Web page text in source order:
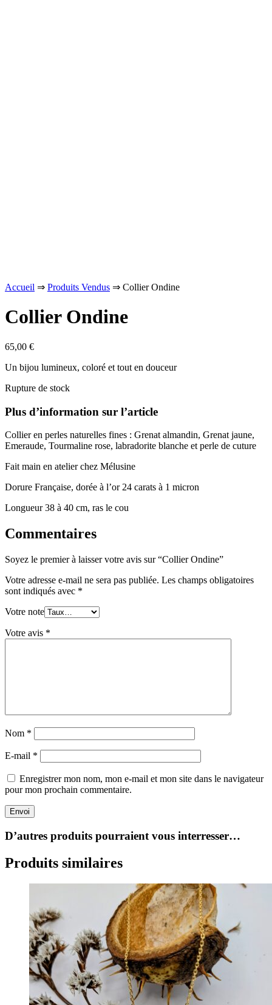
Accueil ⇒ Produits Vendus ⇒ Collier Ondine
Collier Ondine
65,00 €
Un bijou lumineux, coloré et tout en douceur
Rupture de stock
Plus d’information sur l’article
Collier en perles naturelles fines : Grenat almandin, Grenat jaune,
Emeraude, Tourmaline rose, labradorite blanche et perle de cuture
Fait main en atelier chez Mélusine
Dorure Française, dorée à l’or 24 carats à 1 micron
Longueur 38 à 40 cm, ras le cou
Commentaires
Soyez le premier à laisser votre avis sur “Collier Ondine”
Votre adresse e-mail ne sera pas publiée. Les champs obligatoires
sont indiqués avec *
Votre note
Votre avis *
Nom *
E-mail *
Enregistrer mon nom, mon e-mail et mon site dans le navigateur
pour mon prochain commentaire.
Envoi
D’autres produits pourraient vous interresser…
Produits similaires